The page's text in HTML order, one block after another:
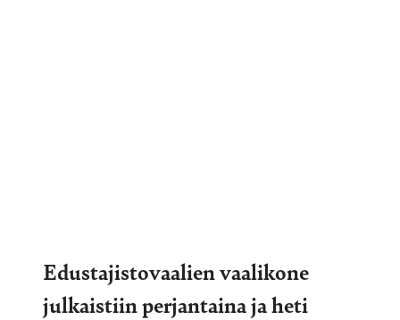
Edustajistovaalien vaalikone
julkaistiin perjantaina ja heti